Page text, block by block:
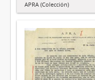
APRA (Colección)